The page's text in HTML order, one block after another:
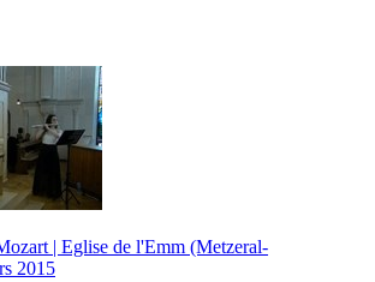
| Eglise de l'Emm (Metzeral-
2015